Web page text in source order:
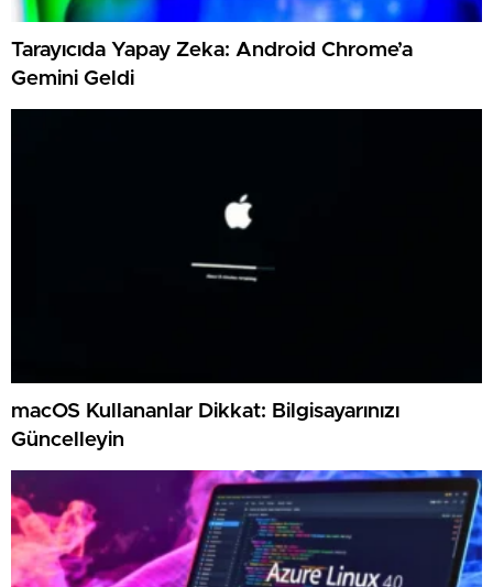
Tarayıcıda Yapay Zeka: Android Chrome’a
Gemini Geldi
macOS Kullananlar Dikkat: Bilgisayarınızı
Güncelleyin